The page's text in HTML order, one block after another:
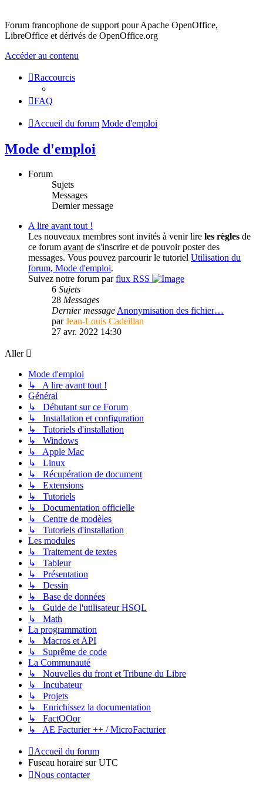
Forum francophone de support pour Apache OpenOffice,
LibreOffice et dérivés de OpenOffice.org
Accéder au contenu
Raccourcis
FAQ
Accueil du forum Mode d'emploi
Mode d'emploi
Forum
Sujets
Messages
Dernier message
A lire avant tout !
Les nouveaux membres sont invités à venir lire les règles de
ce forum avant de s'inscrire et de pouvoir poster des
messages. Vous pouvez parcourir le tutoriel Utilisation du
forum, Mode d'emploi.
Suivez notre forum parflux RSS
6 Sujets
28 Messages
Dernier message Anonymisation des fichier…
parJean-Louis Cadeillan
27 avr. 2022 14:30
Aller
Mode d'emploi
↳ A lire avant tout !
Général
↳ Débutant sur ce Forum
↳ Installation et configuration
↳ Tutoriels d'installation
↳ Windows
↳ Apple Mac
↳ Linux
↳ Récupération de document
↳ Extensions
↳ Tutoriels
↳ Documentation officielle
↳ Centre de modèles
↳ Tutoriels d'installation
Les modules
↳ Traitement de textes
↳ Tableur
↳ Présentation
↳ Dessin
↳ Base de données
↳ Guide de l'utilisateur HSQL
↳ Math
La programmation
↳ Macros et API
↳ Suprême de code
La Communauté
↳ Nouvelles du front et Tribune du Libre
↳ Incubateur
↳ Projets
↳ Enrichissez la documentation
↳ FactOOor
↳ AE Facturier ++ / MicroFacturier
Accueil du forum
Fuseau horaire surUTC
Nous contacter